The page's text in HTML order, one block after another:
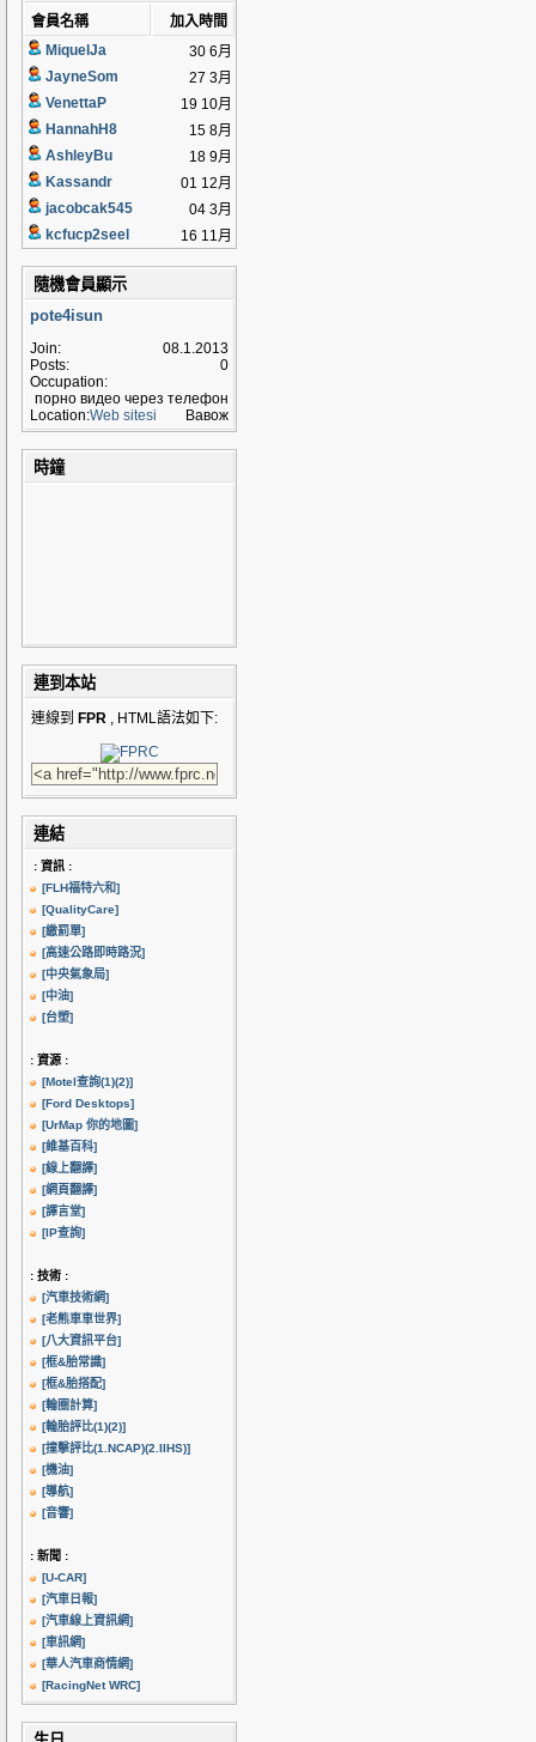
會員名稱
加入時間
MiquelJa
30 6月
JayneSom
27 3月
VenettaP
19 10月
HannahH8
15 8月
AshleyBu
18 9月
Kassandr
01 12月
jacobcak545
04 3月
kcfucp2seel
16 11月
隨機會員顯示
pote4isun
Join:
08.1.2013
Posts:
0
Occupation:
порно видео через телефон
Location:
Вавож
Web sitesi
時鐘
連到本站
連線到 FPR , HTML語法如下:
連結
: 資訊 :
[FLH福特六和]
[QualityCare]
[繳罰單]
[高速公路即時路況]
[中央氣象局]
[中油]
[台塑]
: 資源 :
[Motel查詢(1)(2)]
[Ford Desktops]
[UrMap 你的地圖]
[維基百科]
[線上翻譯]
[網頁翻譯]
[譯言堂]
[IP查詢]
: 技術 :
[汽車技術網]
[老熊車車世界]
[八大資訊平台]
[框&胎常識]
[框&胎搭配]
[輪圈計算]
[輪胎評比(1)(2)]
[撞擊評比(1.NCAP)(2.IIHS)]
[機油]
[導航]
[音響]
: 新聞 :
[U-CAR]
[汽車日報]
[汽車線上資訊網]
[車訊網]
[華人汽車商情網]
[RacingNet WRC]